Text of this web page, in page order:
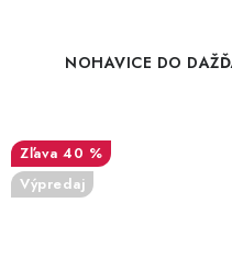
NOHAVICE DO
40 %
Výpredaj